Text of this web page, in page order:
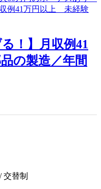
！】月収例41
の製造／年間
交替制